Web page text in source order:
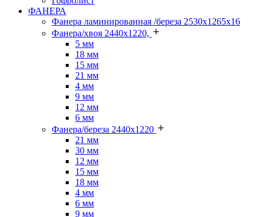
ФАНЕРА
Фанера ламинированная /береза 2530х1265х16
Фанера/хвоя 2440х1220,
5 мм
18 мм
15 мм
21 мм
4 мм
9 мм
12 мм
6 мм
Фанера/береза 2440х1220
21 мм
30 мм
12 мм
15 мм
18 мм
4 мм
6 мм
9 мм